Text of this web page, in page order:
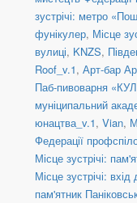
зустрічі: метро
фунікулер, Місце
вулиці, KNZS,
Roof_v.1, Арт-бар
Паб-пивоварня
муніципальний
юнацтва_v.1, Vian,
Федерації
Місце зустрічі:
Місце зустрічі:
пам'ятник